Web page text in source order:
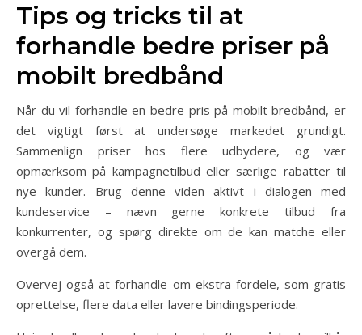
Tips og tricks til at
forhandle bedre priser på
mobilt bredbånd
Når du vil forhandle en bedre pris på mobilt bredbånd, er
det vigtigt først at undersøge markedet grundigt.
Sammenlign priser hos flere udbydere, og vær
opmærksom på kampagnetilbud eller særlige rabatter til
nye kunder. Brug denne viden aktivt i dialogen med
kundeservice – nævn gerne konkrete tilbud fra
konkurrenter, og spørg direkte om de kan matche eller
overgå dem.
Overvej også at forhandle om ekstra fordele, som gratis
oprettelse, flere data eller lavere bindingsperiode.